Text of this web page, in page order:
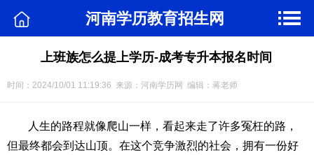
河南学历教育招生网
上班族怎么提上学历-成考专升本报名时间
时间：2024/10/01 11:19:36 来源：河南学历网 编辑：蒋老师
人生的路程就像爬山一样，看起来走了许多冤枉的路，
但最终都会到达山顶。在这个竞争激烈的社会，拥有一份好